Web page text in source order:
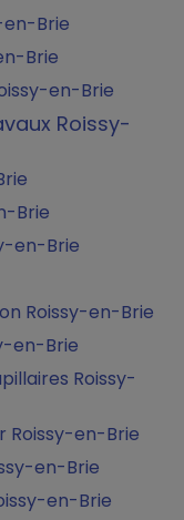
Brie
Brie
en-Brie
Roissy-
Brie
en-Brie
Roissy-en-Brie
en-Brie
Roissy-
Roissy-en-Brie
en-Brie
en-Brie